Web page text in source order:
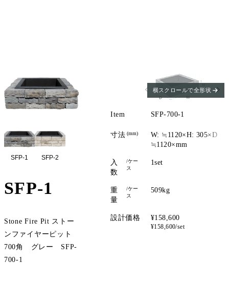
SFP-1 SFP-2
SFP-1
Stone Fire Pit ストー
ンファイヤーピット
700角 グレー SFP-
700-1
Item
寸法 (mm)
入
数
/ケー
ス
重
量
/ケー
ス
設計価格
SFP-700-1
W: ≒1120×H: 305×D
≒1120×mm
1set
509kg
¥158,600
¥158,600/set
横スクロールで全形状